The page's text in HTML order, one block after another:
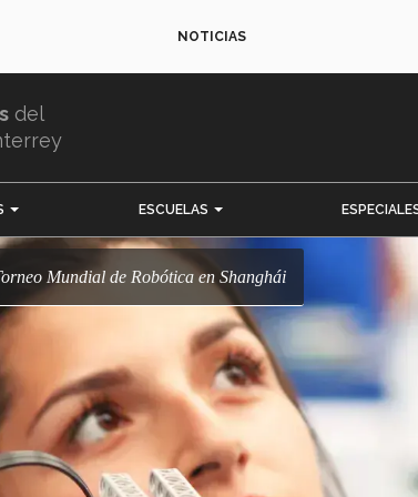
NOTICIAS
del
ESCUELAS
Mundial de Robótica en Shanghái